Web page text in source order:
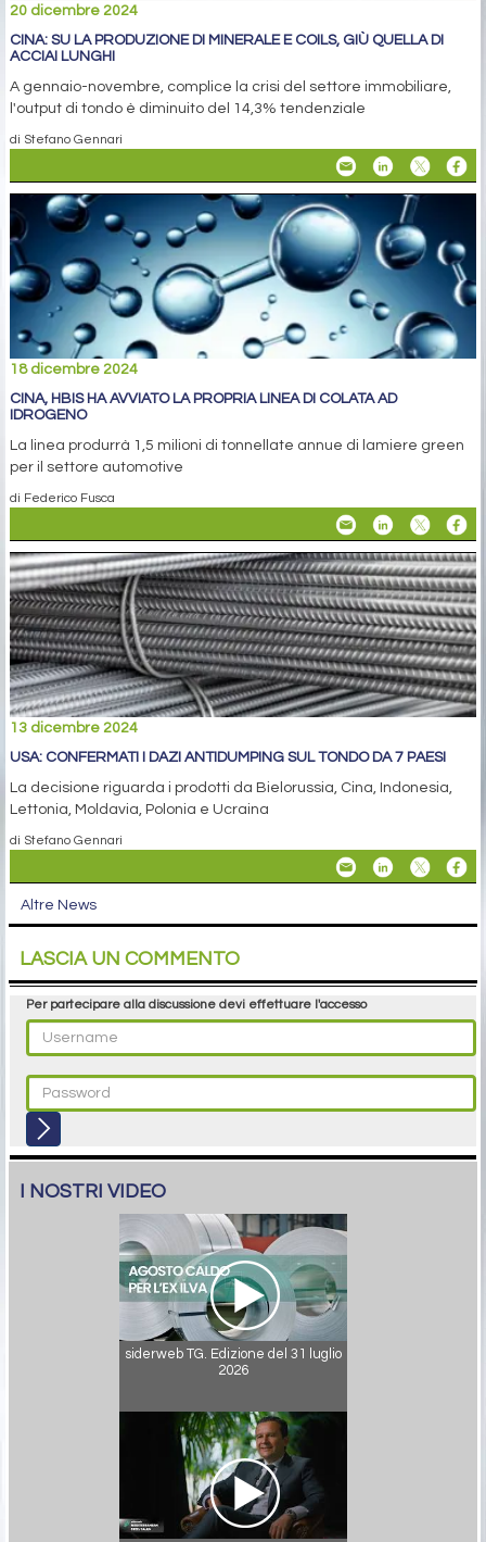
20 dicembre 2024
CINA: SU LA PRODUZIONE DI MINERALE E COILS, GIÙ QUELLA DI
ACCIAI LUNGHI
A gennaio-novembre, complice la crisi del settore immobiliare,
l'output di tondo è diminuito del 14,3% tendenziale
di Stefano Gennari
18 dicembre 2024
CINA, HBIS HA AVVIATO LA PROPRIA LINEA DI COLATA AD
IDROGENO
La linea produrrà 1,5 milioni di tonnellate annue di lamiere green
per il settore automotive
di Federico Fusca
13 dicembre 2024
USA: CONFERMATI I DAZI ANTIDUMPING SUL TONDO DA 7 PAESI
La decisione riguarda i prodotti da Bielorussia, Cina, Indonesia,
Lettonia, Moldavia, Polonia e Ucraina
di Stefano Gennari
Altre News
LASCIA UN COMMENTO
Per partecipare alla discussione devi effettuare l'accesso
I NOSTRI VIDEO
siderweb TG. Edizione del 31 luglio
2026